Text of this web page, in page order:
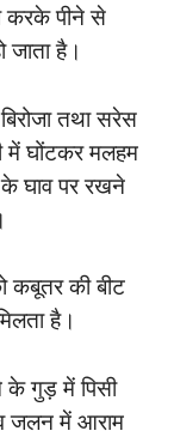
करके पीने से
है।
तथा सरेस
में घोंटकर मलहम
घाव पर रखने
कबूतर की बीट
है।
के गुड़ में पिसी
व जलन में आराम